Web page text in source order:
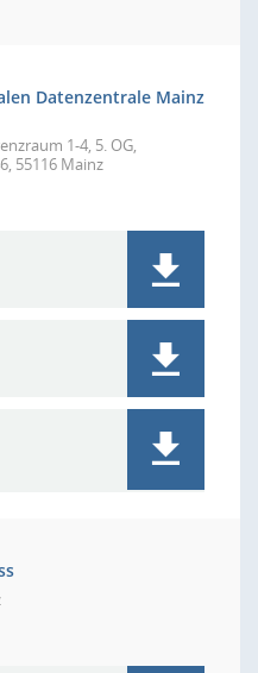
Datenzentrale Mainz
1-4, 5. OG,
55116 Mainz